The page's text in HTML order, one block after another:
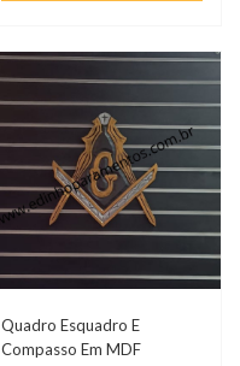
Quadro Esquadro E
Compasso Em MDF